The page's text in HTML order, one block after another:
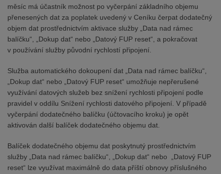
měsíc má účastník možnost po vyčerpání základního objemu
přenesených dat za poplatek uvedený v Ceníku čerpat dodatečný
objem dat prostřednictvím aktivace služby „Data nad rámec
balíčku“, „Dokup dat“ nebo „Datový FUP reset“, a pokračovat
v používání služby původní rychlostí připojení.
Služba automatického dokoupení dat „Data nad rámec balíčku“,
„Dokup dat“ nebo „Datový FUP reset“ umožňuje nepřerušené
využívání datových služeb bez snížení rychlosti připojení podle
pravidel v oddílu Snížení rychlosti datového připojení. V případě
vyčerpání dodatečného balíčku (účtovacího kroku) je opět
aktivován další balíček dodatečného objemu dat.
Balíček dodatečného objemu dat poskytnutý prostřednictvím
služby „Data nad rámec balíčku“, „Dokup dat“ nebo „Datový FUP
reset“ lze využívat maximálně do data příští obnovy příslušného